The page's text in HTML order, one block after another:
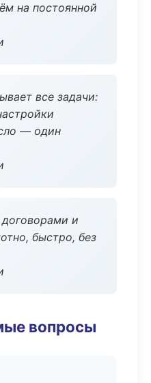
на постоянной
все задачи:
— один
и
быстро, без
вопросы